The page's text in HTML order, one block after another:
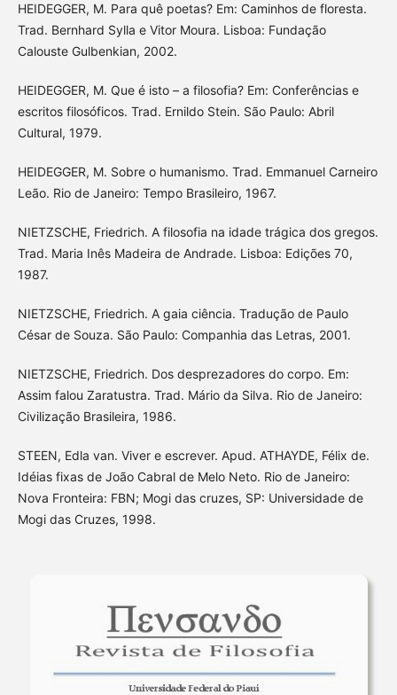
HEIDEGGER, M. Para quê poetas? Em: Caminhos de floresta.
Trad. Bernhard Sylla e Vitor Moura. Lisboa: Fundação
Calouste Gulbenkian, 2002.
HEIDEGGER, M. Que é isto – a filosofia? Em: Conferências e
escritos filosóficos. Trad. Ernildo Stein. São Paulo: Abril
Cultural, 1979.
HEIDEGGER, M. Sobre o humanismo. Trad. Emmanuel Carneiro
Leão. Rio de Janeiro: Tempo Brasileiro, 1967.
NIETZSCHE, Friedrich. A filosofia na idade trágica dos gregos.
Trad. Maria Inês Madeira de Andrade. Lisboa: Edições 70,
1987.
NIETZSCHE, Friedrich. A gaia ciência. Tradução de Paulo
César de Souza. São Paulo: Companhia das Letras, 2001.
NIETZSCHE, Friedrich. Dos desprezadores do corpo. Em:
Assim falou Zaratustra. Trad. Mário da Silva. Rio de Janeiro:
Civilização Brasileira, 1986.
STEEN, Edla van. Viver e escrever. Apud. ATHAYDE, Félix de.
Idéias fixas de João Cabral de Melo Neto. Rio de Janeiro:
Nova Fronteira: FBN; Mogi das cruzes, SP: Universidade de
Mogi das Cruzes, 1998.